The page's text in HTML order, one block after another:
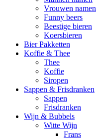
Vrouwen namen
Funny beers
Beestige bieren
Koersbieren
Bier Pakketten
Koffie & Thee
Thee
Koffie
Siropen
Sappen & Frisdranken
Sappen
Frisdranken
Wijn & Bubbels
Witte Wijn
Frans